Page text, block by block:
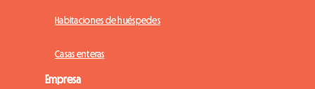
Habitaciones de huéspedes
Casas enteras
Empresa